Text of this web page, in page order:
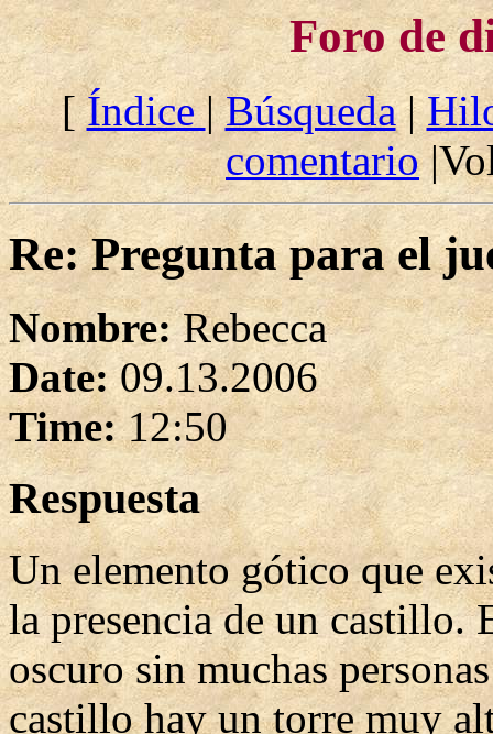
Foro de
[Índice|Búsqueda|
comentario
Re: Pregunta para el
Nombre:Rebecca
Date:09.13.2006
Time:12:50
Respuesta
Un elemento gótico que
la presencia de un castillo.
oscuro sin muchas
castillo hay un torre muy